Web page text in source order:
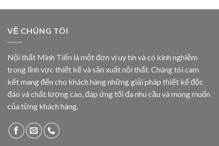
VỀ CHÚNG TÔI
Nội thất Minh Tiến là một đơn vị uy tín và có kinh nghiệm
trong lĩnh vực thiết kế và sản xuất nội thất. Chúng tôi cam
kết mang đến cho khách hàng những giải pháp thiết kế độc
đáo và chất lượng cao, đáp ứng tối đa nhu cầu và mong muốn
của từng khách hàng.